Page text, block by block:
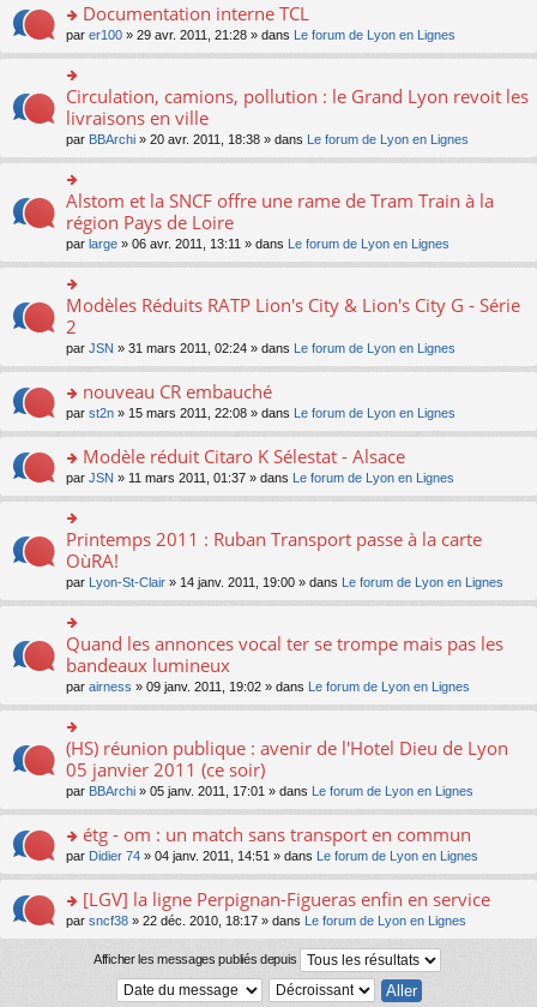
nt
pl
u
s
ré
c
e
nt
o
lu
le
pl
u
s
ré
nt
s
a
g
e
n
o
lu
le
pl
u
s
ré
nt
ult
er
le
m
e
s
a
e
n
o
n
le
u
s
ré
c
nt
o
n
s
ult
er
le
m
e
s
s
g
e
n
o
n
lu
pl
s
ré
c
nt
Documentation interne TCL
par er100 » 29 avr. 2011, 21:28 » dans Le forum de Lyon en Lignes
o
n
ult
er
le
m
e
s
g
e
n
o
n
le
pl
u
s
ré
nt
Circulation, camions, pollution : le Grand Lyon revoit les
livraisons en ville
par BBArchi » 20 avr. 2011, 18:38 » dans Le forum de Lyon en Lignes
o
n
ult
er
le
m
e
s
g
e
n
o
lu
le
pl
u
s
ré
nt
Alstom et la SNCF offre une rame de Tram Train à la
région Pays de Loire
par large » 06 avr. 2011, 13:11 » dans Le forum de Lyon en Lignes
o
n
ult
er
le
m
e
s
a
g
e
n
o
lu
le
pl
u
s
ré
nt
Modèles Réduits RATP Lion's City & Lion's City G - Série
2
par JSN » 31 mars 2011, 02:24 » dans Le forum de Lyon en Lignes
o
n
ult
er
le
m
e
s
a
e
n
o
n
le
u
s
ré
c
nt
nouveau CR embauché
par st2n » 15 mars 2011, 22:08 » dans Le forum de Lyon en Lignes
o
n
s
ult
er
le
m
e
s
s
a
g
e
n
o
n
lu
pl
s
ré
c
nt
Modèle réduit Citaro K Sélestat - Alsace
par JSN » 11 mars 2011, 01:37 » dans Le forum de Lyon en Lignes
o
n
ult
er
le
m
e
s
g
e
n
o
n
le
pl
u
s
ré
Printemps 2011 : Ruban Transport passe à la carte
OùRA!
par Lyon-St-Clair » 14 janv. 2011, 19:00 » dans Le forum de Lyon en Lignes
o
n
ult
er
le
m
e
s
g
e
n
o
lu
Quand les annonces vocal ter se trompe mais pas les
bandeaux lumineux
par airness » 09 janv. 2011, 19:02 » dans Le forum de Lyon en Lignes
o
n
ult
er
le
m
e
s
a
(HS) réunion publique : avenir de l'Hotel Dieu de Lyon
05 janvier 2011 (ce soir)
par BBArchi » 05 janv. 2011, 17:01 » dans Le forum de Lyon en Lignes
o
n
ult
er
étg - om : un match sans transport en commun
par Didier 74 » 04 janv. 2011, 14:51 » dans Le forum de Lyon en Lignes
o
n
[LGV] la ligne Perpignan-Figueras enfin en service
par sncf38 » 22 déc. 2010, 18:17 » dans Le forum de Lyon en Lignes
Afficher les messages publiés depuis